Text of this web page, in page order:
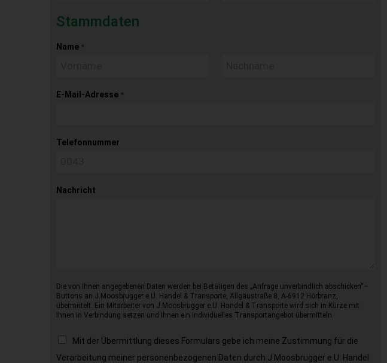
Stammdaten
Name *
E-Mail-Adresse *
Telefonnummer
Nachricht
Die von Ihnen angegebenen Daten werden bei Betätigen des „Anfrage unverbindlich abschicken“–
Buttons an J.Moosbrugger e.U. Handel & Transporte, Allgäustraße 8, A-6912 Hörbranz,
übermittelt. Ein Mitarbeiter von J.Moosbrugger e.U. Handel & Transporte wird sich in Kürze mit
Ihnen in Verbindung setzen und Ihnen ein individuelles Transportangebot übermitteln.
Mit der Übermittlung dieses Formulars gebe ich meine Zustimmung für die
Verarbeitung meiner personenbezogenen Daten durch J.Moosbrugger e.U. Handel